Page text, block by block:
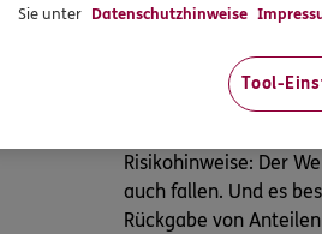
Mit der MEAG
Für jeden bis
Baum in
Risikohinweise: Der
auch fallen. Und es
Rückgabe von
Sie unter Datenschutzhinweise
Tool-